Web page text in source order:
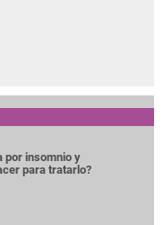
por insomnio y
para tratarlo?